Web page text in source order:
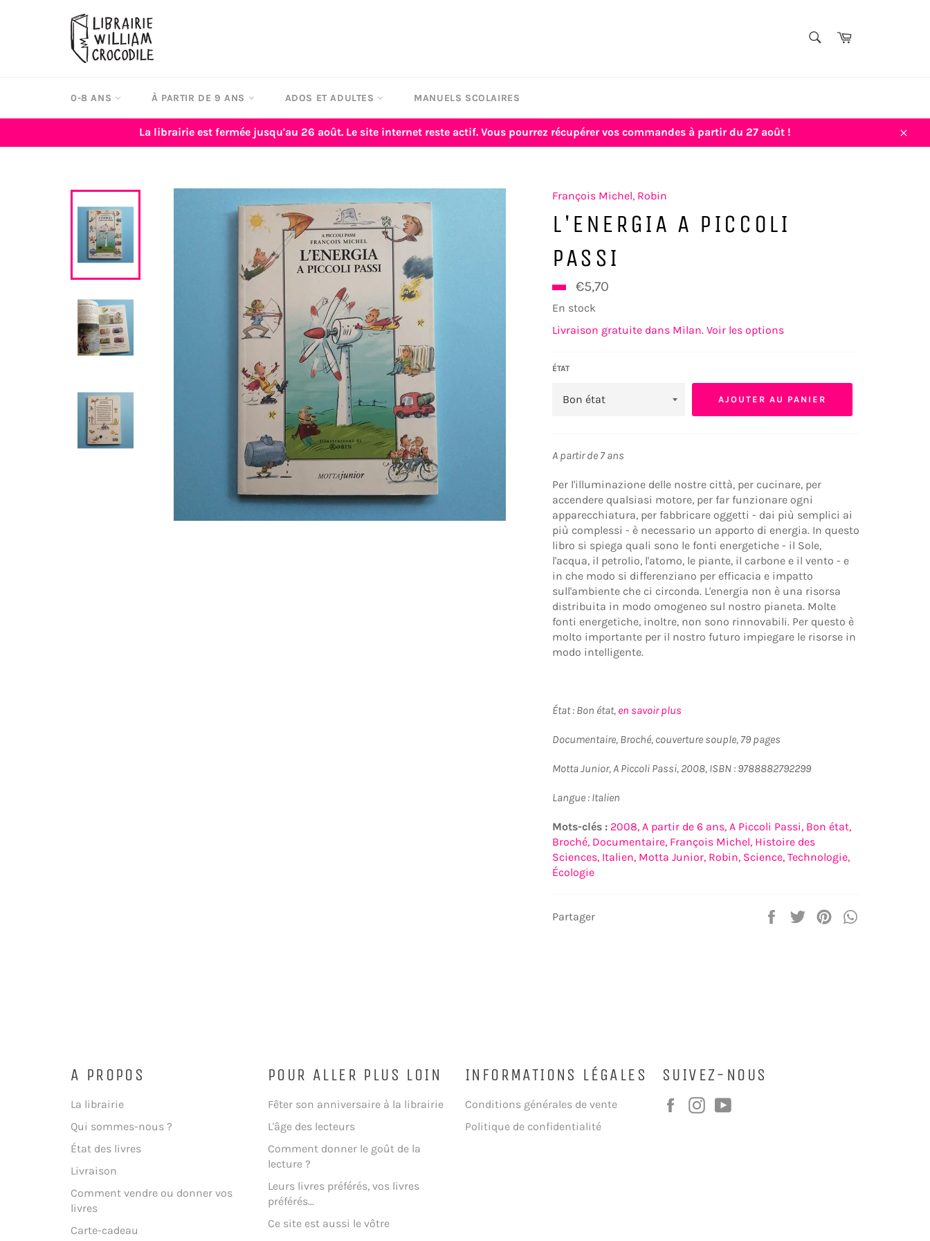
AUTEUR,Panier
0-8 ANS À PARTIR DE 9 ANS ADOS ET ADULTES MANUELS SCOLAIRES
La librairie est fermée jusqu'au 26 août. Le site internet reste actif. Vous pourrez récupérer vos commandes à partir du 27 août !
Close
François Michel, Robin
L'ENERGIA A PICCOLI
PASSI
€5,70
En stock
Livraison gratuite dans Milan. Voir les options
ÉTAT
AJOUTER AU PANIER
A partir de 7 ans
Per l'illuminazione delle nostre città, per cucinare, per
accendere qualsiasi motore, per far funzionare ogni
apparecchiatura, per fabbricare oggetti - dai più semplici ai
più complessi - è necessario un apporto di energia. In questo
libro si spiega quali sono le fonti energetiche - il Sole,
l'acqua, il petrolio, l'atomo, le piante, il carbone e il vento - e
in che modo si differenziano per efficacia e impatto
sull'ambiente che ci circonda. L'energia non è una risorsa
distribuita in modo omogeneo sul nostro pianeta. Molte
fonti energetiche, inoltre, non sono rinnovabili. Per questo è
molto importante per il nostro futuro impiegare le risorse in
modo intelligente.
État : Bon état, en savoir plus
Documentaire, Broché, couverture souple, 79 pages
Motta Junior, A Piccoli Passi, 2008, ISBN : 9788882792299
Langue : Italien
Mots-clés : 2008, A partir de 6 ans, A Piccoli Passi, Bon état,
Broché, Documentaire, François Michel, Histoire des
Sciences, Italien, Motta Junior, Robin, Science, Technologie,
Écologie
Partager
PartagerTweeterÉpingler
A PROPOS
La librairie
Qui sommes-nous ?
État des livres
Livraison
Comment vendre ou donner vos
livres
Carte-cadeau
POUR ALLER PLUS LOIN
Fêter son anniversaire à la librairie
L'âge des lecteurs
Comment donner le goût de la
lecture ?
Leurs livres préférés, vos livres
préférés...
Ce site est aussi le vôtre
INFORMATIONS LÉGALES
Conditions générales de vente
Politique de confidentialité
SUIVEZ-NOUS
FacebookInstagram